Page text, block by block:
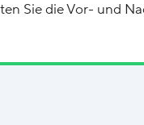
Sie die Vor- und